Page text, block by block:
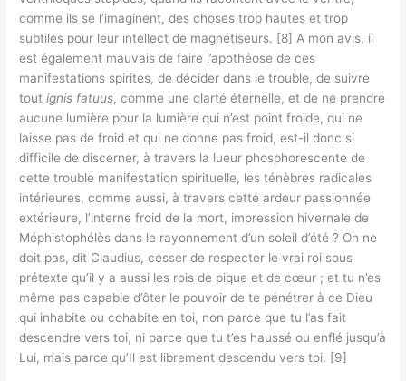
comme ils se l’imaginent, des choses trop hautes et trop
subtiles pour leur intellect de magnétiseurs. [8] A mon avis, il
est également mauvais de faire l’apothéose de ces
manifestations spirites, de décider dans le trouble, de suivre
toutignis fatuus, comme une clarté éternelle, et de ne prendre
aucune lumière pour la lumière qui n’est point froide, qui ne
laisse pas de froid et qui ne donne pas froid, est-il donc si
difficile de discerner, à travers la lueur phosphorescente de
cette trouble manifestation spirituelle, les ténèbres radicales
intérieures, comme aussi, à travers cette ardeur passionnée
extérieure, l’interne froid de la mort, impression hivernale de
Méphistophélès dans le rayonnement d’un soleil d’été ? On ne
doit pas, dit Claudius, cesser de respecter le vrai roi sous
prétexte qu’il y a aussi les rois de pique et de cœur ; et tu n’es
même pas capable d’ôter le pouvoir de te pénétrer à ce Dieu
qui inhabite ou cohabite en toi, non parce que tu l’as fait
descendre vers toi, ni parce que tu t’es haussé ou enflé jusqu’à
Lui, mais parce qu’Il est librement descendu vers toi. [9]